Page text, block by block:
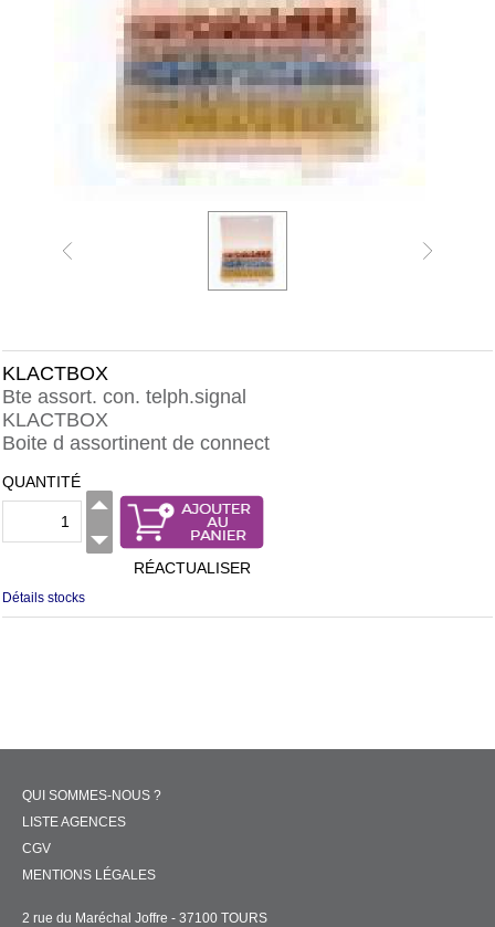
KLACTBOX
Bte assort. con. telph.signal
KLACTBOX
Boite d assortinent de connect
QUANTITÉ
RÉACTUALISER
Détails stocks
QUI SOMMES-NOUS ?
LISTE AGENCES
CGV
MENTIONS LÉGALES
2 rue du Maréchal Joffre - 37100 TOURS